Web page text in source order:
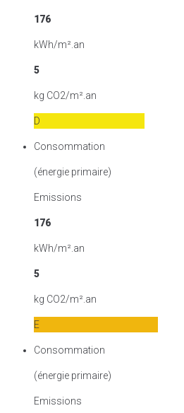
176
kWh/m².an
5
kg CO2/m².an
D
Consommation
(énergie primaire)
Emissions
176
kWh/m².an
5
kg CO2/m².an
E
Consommation
(énergie primaire)
Emissions